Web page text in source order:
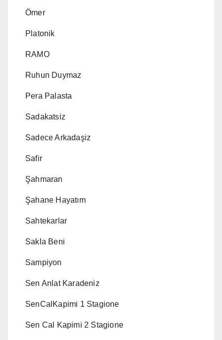
Ömer
Platonik
RAMO
Ruhun Duymaz
Pera Palasta
Sadakatsiz
Sadece Arkadaşiz
Safir
Şahmaran
Şahane Hayatım
Sahtekarlar
Sakla Beni
Sampiyon
Sen Anlat Karadeniz
SenCalKapimi 1 Stagione
Sen Cal Kapimi 2 Stagione